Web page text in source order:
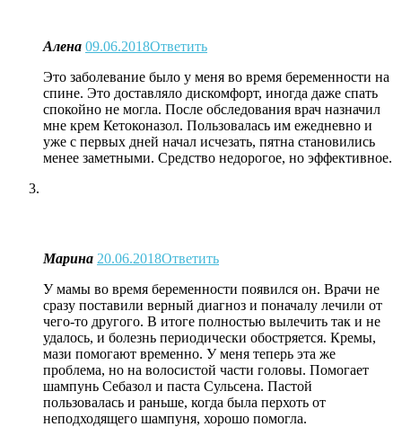
Алена 09.06.2018Ответить
Это заболевание было у меня во время беременности на
спине. Это доставляло дискомфорт, иногда даже спать
спокойно не могла. После обследования врач назначил
мне крем Кетоконазол. Пользовалась им ежедневно и
уже с первых дней начал исчезать, пятна становились
менее заметными. Средство недорогое, но эффективное.
Марина 20.06.2018Ответить
У мамы во время беременности появился он. Врачи не
сразу поставили верный диагноз и поначалу лечили от
чего-то другого. В итоге полностью вылечить так и не
удалось, и болезнь периодически обостряется. Кремы,
мази помогают временно. У меня теперь эта же
проблема, но на волосистой части головы. Помогает
шампунь Себазол и паста Сульсена. Пастой
пользовалась и раньше, когда была перхоть от
неподходящего шампуня, хорошо помогла.